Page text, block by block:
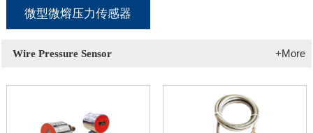
微型微熔压力传感器
Wire Pressure Sensor +More